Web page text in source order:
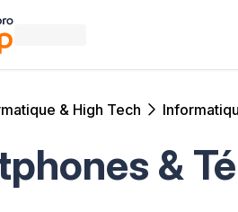
& High Tech
&